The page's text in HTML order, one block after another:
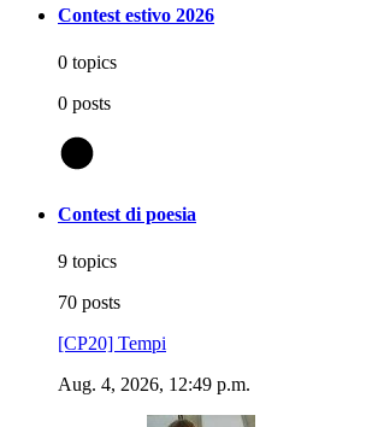
Contest estivo 2026
0 topics
0 posts
Contest di poesia
9 topics
70 posts
[CP20] Tempi
Aug. 4, 2026, 12:49 p.m.